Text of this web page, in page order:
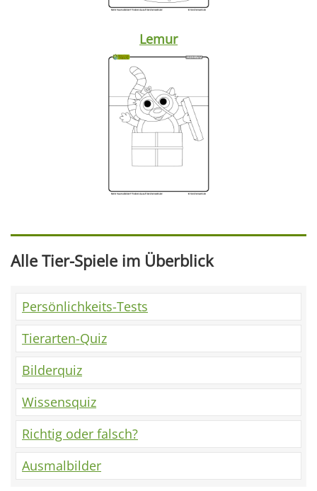
Lemur
Alle Tier-Spiele im Überblick
Persönlichkeits-Tests
Tierarten-Quiz
Bilderquiz
Wissensquiz
Richtig oder falsch?
Ausmalbilder